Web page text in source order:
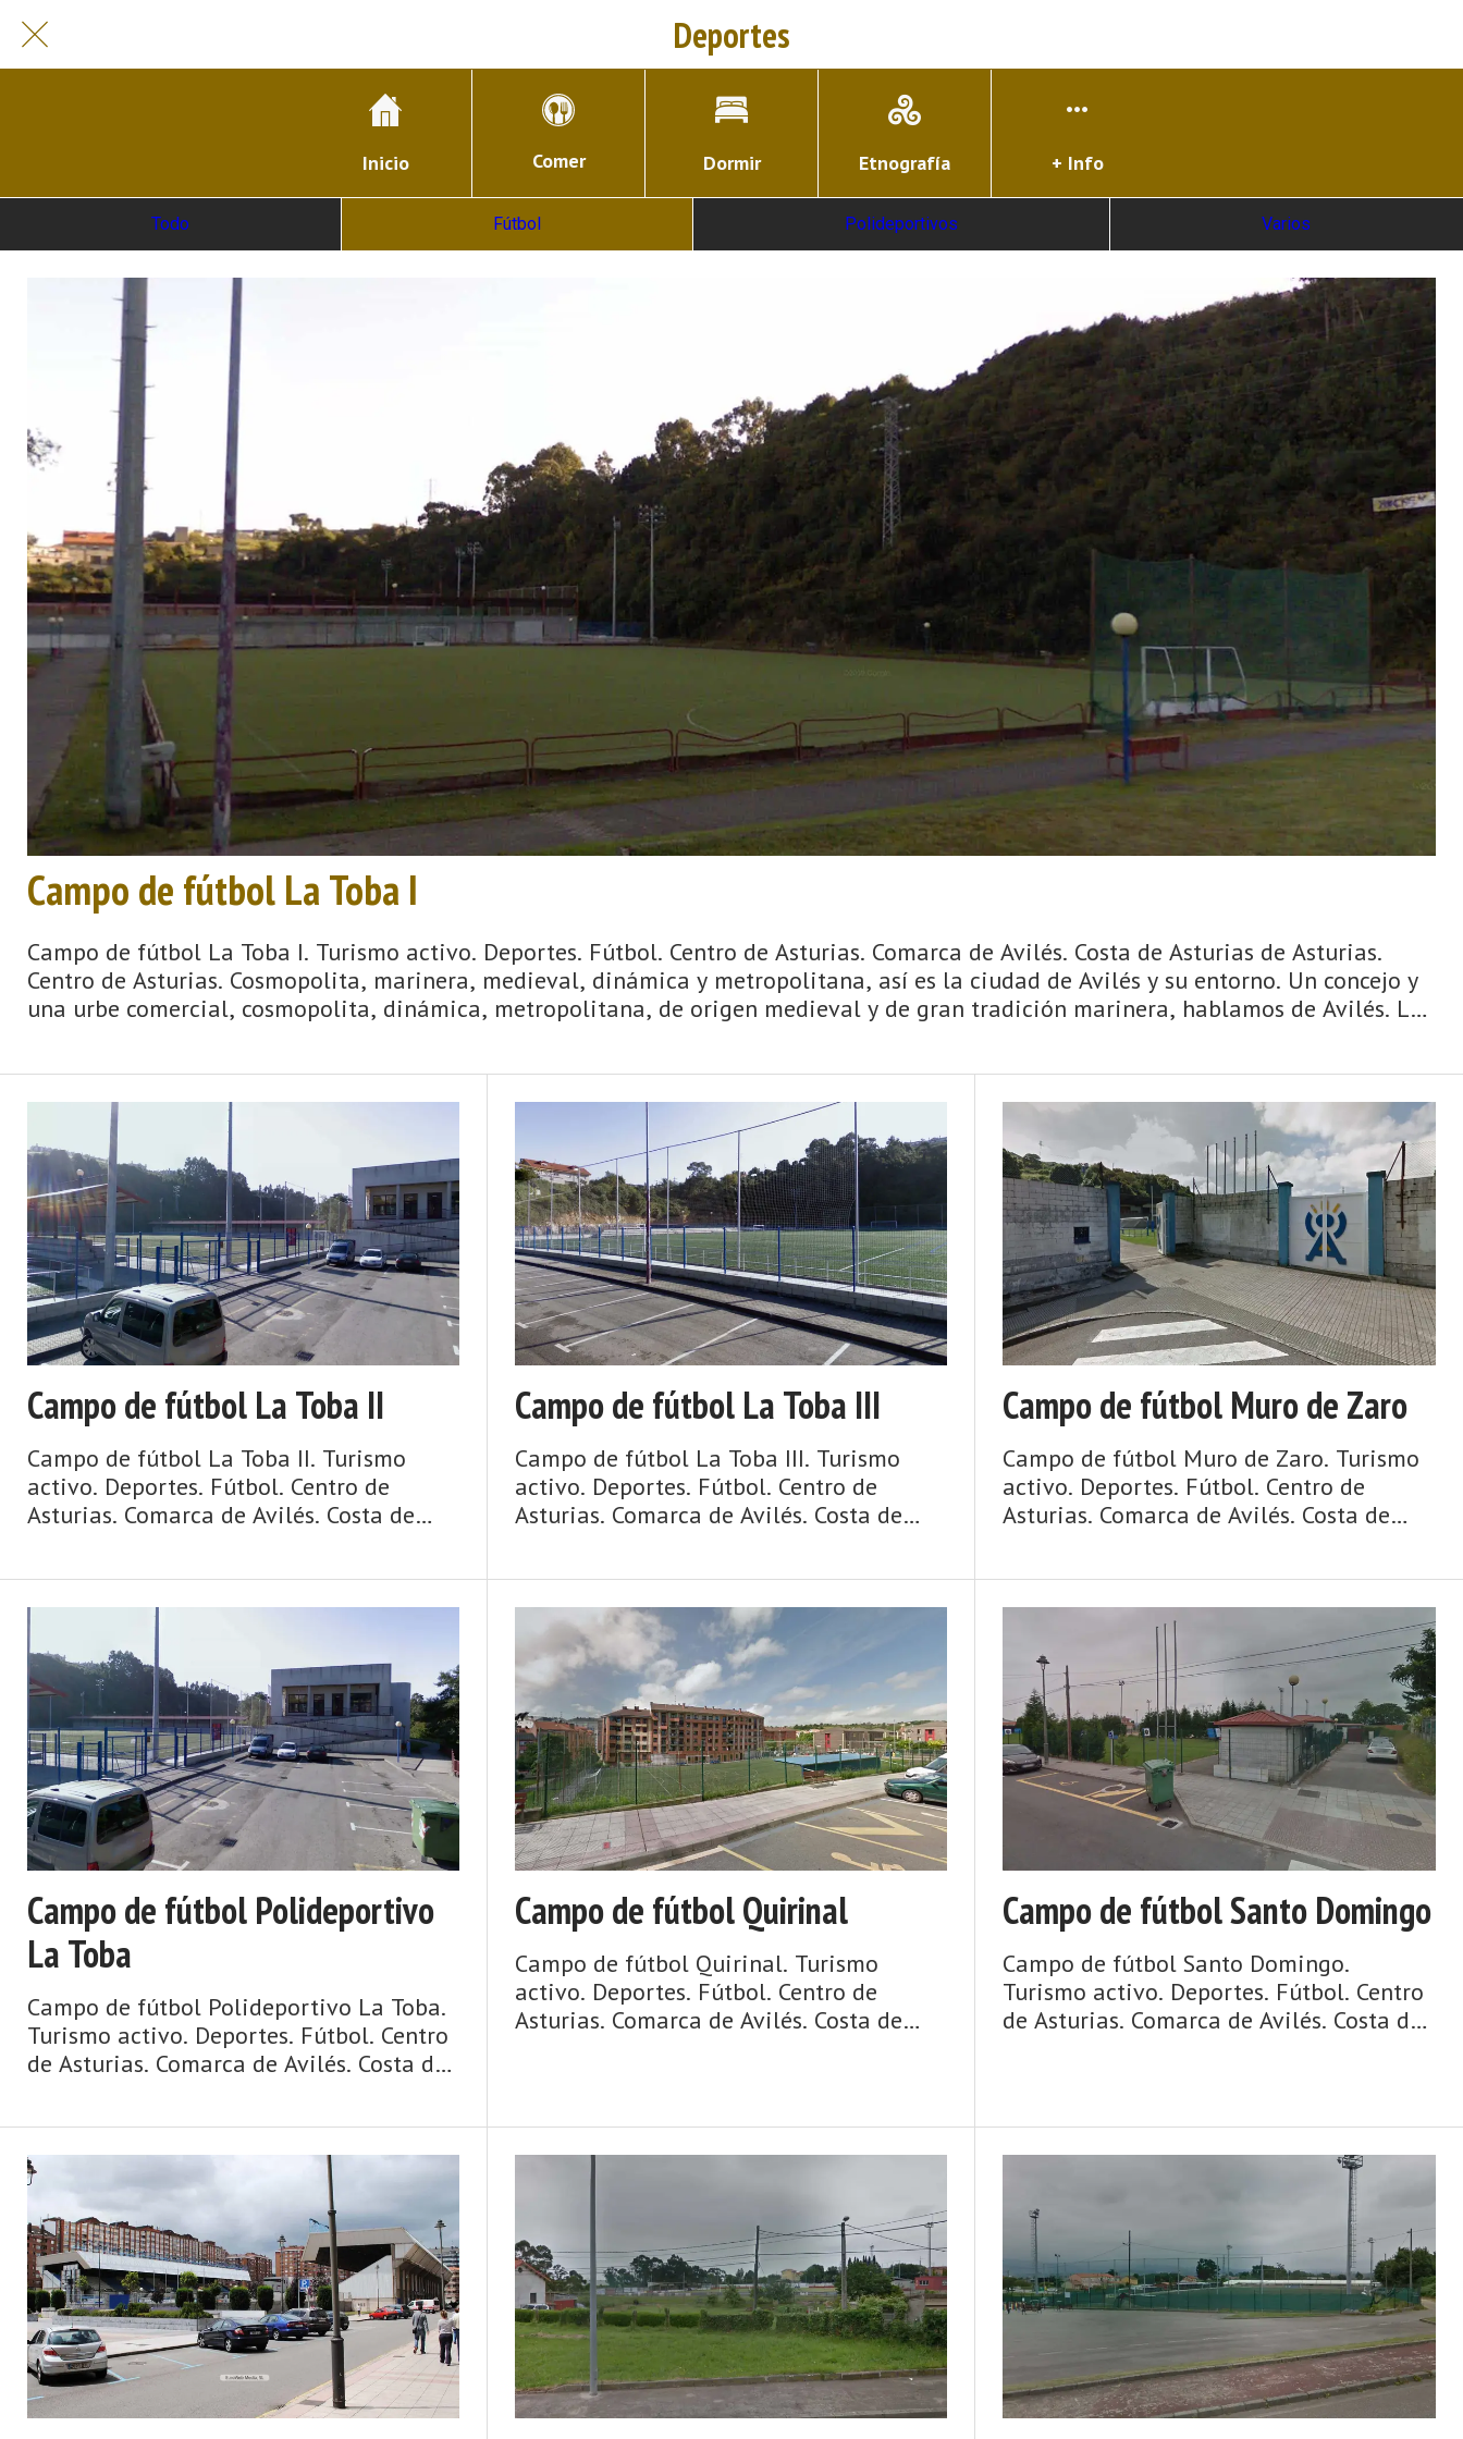
Deportes
Inicio Comer Dormir Etnografía + Info
Todo Fútbol Polideportivos Varios
Campo de fútbol La Toba I
Campo de fútbol La Toba I. Turismo activo. Deportes. Fútbol. Centro de Asturias. Comarca de Avilés. Costa de Asturias de Asturias.
Centro de Asturias. Cosmopolita, marinera, medieval, dinámica y metropolitana, así es la ciudad de Avilés y su entorno. Un concejo y
una urbe comercial, cosmopolita, dinámica, metropolitana, de origen medieval y de gran tradición marinera, hablamos de Avilés. La
Campo de fútbol La Toba II
Campo de fútbol La Toba II. Turismo
activo. Deportes. Fútbol. Centro de
Asturias. Comarca de Avilés. Costa de
ciudad de Avilés y su entorno. Un concejo
y una urbe comercial, cosmopolita,
dinámica, metropolitana, de origen
medieval y de gran tradición marinera,
hablamos de Avilés. La villa y capital del
municipio posee un casco histórico ...
Campo de fútbol La Toba III
Campo de fútbol La Toba III. Turismo
activo. Deportes. Fútbol. Centro de
Asturias. Comarca de Avilés. Costa de
ciudad de Avilés y su entorno. Un concejo
y una urbe comercial, cosmopolita,
dinámica, metropolitana, de origen
medieval y de gran tradición marinera,
hablamos de Avilés. La villa y capital del
municipio posee un casco histórico ...
Campo de fútbol Muro de Zaro
Campo de fútbol Muro de Zaro. Turismo
activo. Deportes. Fútbol. Centro de
Asturias. Comarca de Avilés. Costa de
Cosmopolita, marinera, medieval,
dinámica y metropolitana, así es la
ciudad de Avilés y su entorno. Un concejo
y una urbe comercial, cosmopolita,
dinámica, metropolitana, de origen
medieval y de gran tradición marinera,
hablamos de Avilés. La villa y capital del
municipio posee un casco históric ...
Campo de fútbol Polideportivo
La Toba
Campo de fútbol Polideportivo La Toba.
Turismo activo. Deportes. Fútbol. Centro
de Asturias. Comarca de Avilés. Costa de
Cosmopolita, marinera, medieval,
dinámica y metropolitana, así es la
ciudad de Avilés y su entorno. Un concejo
y una urbe comercial, cosmopolita,
dinámica, metropolitana, de origen
medieval y de gran tradición marinera,
hablamos de Avilés. La villa y capital del
municipio posee un casco ...
Campo de fútbol Quirinal
Campo de fútbol Quirinal. Turismo
activo. Deportes. Fútbol. Centro de
Asturias. Comarca de Avilés. Costa de
ciudad de Avilés y su entorno. Un concejo
y una urbe comercial, cosmopolita,
dinámica, metropolitana, de origen
medieval y de gran tradición marinera,
hablamos de Avilés. La villa y capital del
municipio posee un casco histórico ja ...
Campo de fútbol Santo Domingo
Campo de fútbol Santo Domingo.
Turismo activo. Deportes. Fútbol. Centro
de Asturias. Comarca de Avilés. Costa de
ciudad de Avilés y su entorno. Un concejo
y una urbe comercial, cosmopolita,
dinámica, metropolitana, de origen
medieval y de gran tradición marinera,
hablamos de Avilés. La villa y capital del
municipio posee un casco históri ...